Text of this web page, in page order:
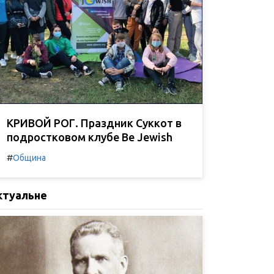
КРИВОЙ РОГ. Праздник Суккот в
подростковом клубе Be Jewish
#Община